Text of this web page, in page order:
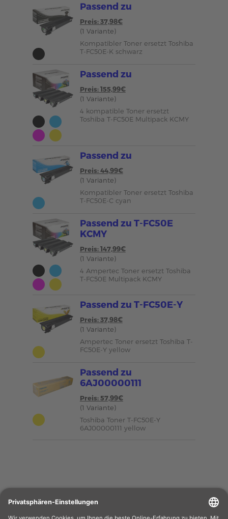
Passend zu
Preis: 37,98€
(1 Variante)
Kompatibler Toner ersetzt Toshiba
T-FC50E-K schwarz
Passend zu
Preis: 155,99€
(1 Variante)
4 kompatible Toner ersetzt
Toshiba T-FC50E Multipack KCMY
Passend zu
Preis: 44,99€
(1 Variante)
Kompatibler Toner ersetzt Toshiba
T-FC50E-C cyan
Passend zu T-FC50E
KCMY
Preis: 147,99€
(1 Variante)
4 Ampertec Toner ersetzt Toshiba
T-FC50E Multipack KCMY
Passend zu T-FC50E-Y
Preis: 37,98€
(1 Variante)
Ampertec Toner ersetzt Toshiba T-
FC50E-Y yellow
Passend zu
6AJ00000111
Preis: 57,99€
(1 Variante)
Toshiba Toner T-FC50E-Y
6AJ00000111 yellow